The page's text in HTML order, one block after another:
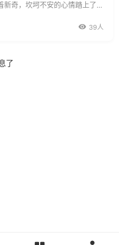
奇，坎坷不安的心情踏上了黑
始的。所以我一定要抽个时间去
39人
了